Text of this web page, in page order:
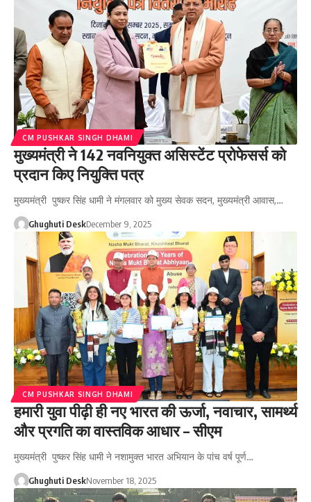
CM PUSHKAR SINGH DHAMI
मुख्यमंत्री ने 142 नवनियुक्त असिस्टेंट प्रोफेसर्स को
प्रदान किए नियुक्ति पत्र
मुख्यमंत्री पुष्कर सिंह धामी ने मंगलवार को मुख्य सेवक सदन, मुख्यमंत्री आवास,…
Ghughuti DeskDecember 9, 2025
CM PUSHKAR SINGH DHAMI
हमारी युवा पीढ़ी ही नए भारत की ऊर्जा, नवाचार, सामर्थ्य
और प्रगति का वास्तविक आधार – सीएम
मुख्यमंत्री पुष्कर सिंह धामी ने नशामुक्त भारत अभियान के पांच वर्ष पूर्ण…
Ghughuti DeskNovember 18, 2025